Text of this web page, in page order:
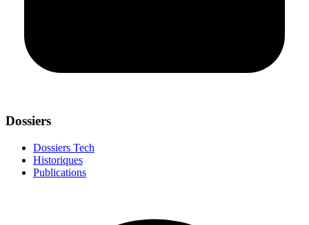
Dossiers
Dossiers Tech
Historiques
Publications